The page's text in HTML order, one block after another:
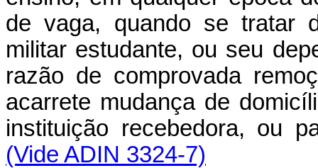
de vaga, quando se tratar
militar estudante, ou seu
razão de comprovada
acarrete mudança de
instituição recebedora, ou
(Vide ADIN 3324-7)